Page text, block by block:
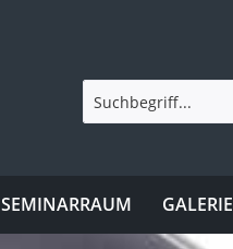
SEMINARRAUM GALERIE